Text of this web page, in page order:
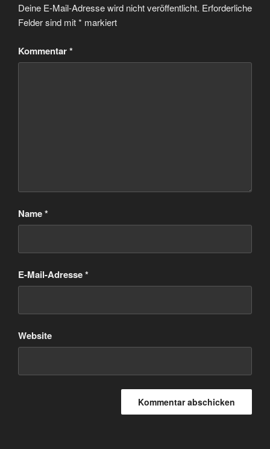
Deine E-Mail-Adresse wird nicht veröffentlicht. Erforderliche
Felder sind mit* markiert
Kommentar*
Name*
E-Mail-Adresse*
Website